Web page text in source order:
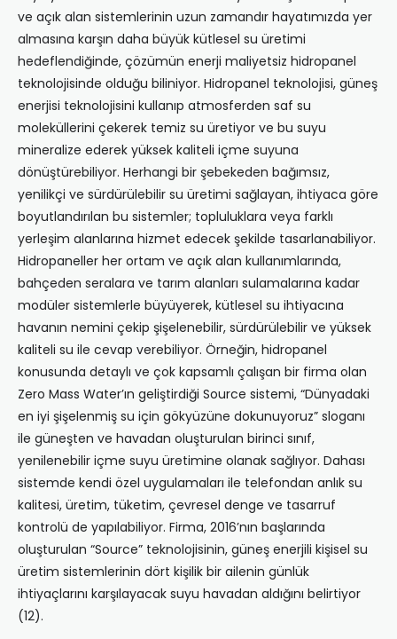
ve açık alan sistemlerinin uzun zamandır hayatımızda yer
almasına karşın daha büyük kütlesel su üretimi
hedeflendiğinde, çözümün enerji maliyetsiz hidropanel
teknolojisinde olduğu biliniyor. Hidropanel teknolojisi, güneş
enerjisi teknolojisini kullanıp atmosferden saf su
moleküllerini çekerek temiz su üretiyor ve bu suyu
mineralize ederek yüksek kaliteli içme suyuna
dönüştürebiliyor. Herhangi bir şebekeden bağımsız,
yenilikçi ve sürdürülebilir su üretimi sağlayan, ihtiyaca göre
boyutlandırılan bu sistemler; topluluklara veya farklı
yerleşim alanlarına hizmet edecek şekilde tasarlanabiliyor.
Hidropaneller her ortam ve açık alan kullanımlarında,
bahçeden seralara ve tarım alanları sulamalarına kadar
modüler sistemlerle büyüyerek, kütlesel su ihtiyacına
havanın nemini çekip şişelenebilir, sürdürülebilir ve yüksek
kaliteli su ile cevap verebiliyor. Örneğin, hidropanel
konusunda detaylı ve çok kapsamlı çalışan bir firma olan
Zero Mass Water’ın geliştirdiği Source sistemi, “Dünyadaki
en iyi şişelenmiş su için gökyüzüne dokunuyoruz” sloganı
ile güneşten ve havadan oluşturulan birinci sınıf,
yenilenebilir içme suyu üretimine olanak sağlıyor. Dahası
sistemde kendi özel uygulamaları ile telefondan anlık su
kalitesi, üretim, tüketim, çevresel denge ve tasarruf
kontrolü de yapılabiliyor. Firma, 2016’nın başlarında
oluşturulan “Source” teknolojisinin, güneş enerjili kişisel su
üretim sistemlerinin dört kişilik bir ailenin günlük
ihtiyaçlarını karşılayacak suyu havadan aldığını belirtiyor
(12).